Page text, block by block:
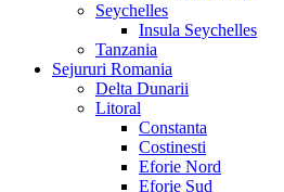
Seychelles
Insula Seychelles
Tanzania
Sejururi Romania
Delta Dunarii
Litoral
Constanta
Costinesti
Eforie Nord
Eforie Sud